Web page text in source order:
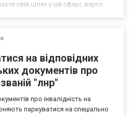
свій шлях у цій сфері, варто
на відповідних
документів про
"лнр"
про інвалідність на
паркуватися на спеціально